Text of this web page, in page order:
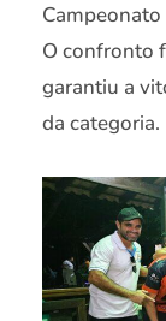
O confronto
garantiu a
da categoria.